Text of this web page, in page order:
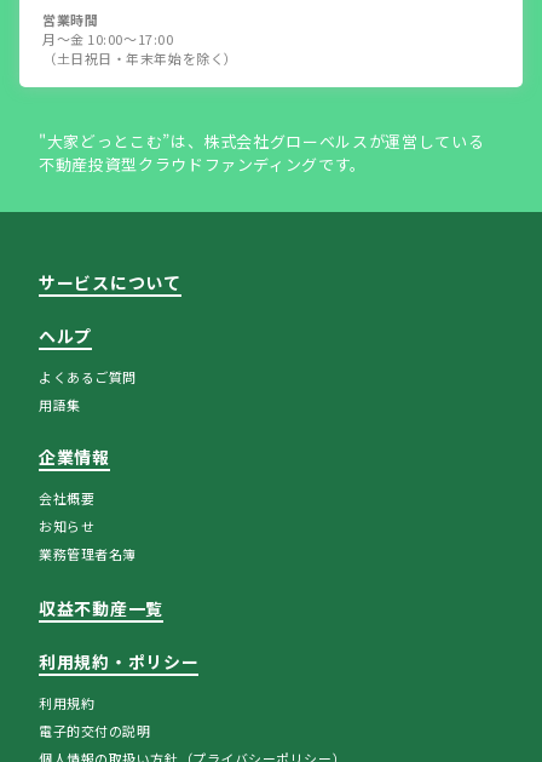
営業時間
月～金 10:00～17:00
（土日祝日・年末年始を除く）
"大家どっとこむ”は、株式会社グローベルスが運営している
不動産投資型クラウドファンディングです。
サービスについて
ヘルプ
よくあるご質問
用語集
企業情報
会社概要
お知らせ
業務管理者名簿
収益不動産一覧
利用規約・ポリシー
利用規約
電子的交付の説明